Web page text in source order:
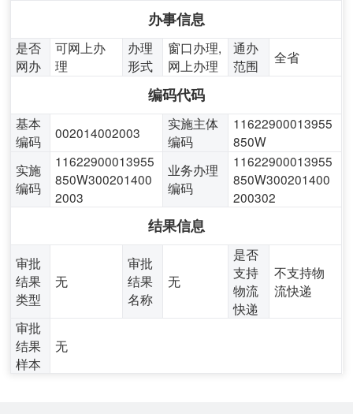
办事信息
是否
网办
可网上办
理
办理
形式
窗口办理,
网上办理
通办
范围
全省
编码代码
基本
编码
002014002003
实施主体
编码
11622900013955
850W
实施
编码
11622900013955
850W300201400
2003
业务办理
编码
11622900013955
850W300201400
200302
结果信息
审批
结果
类型
无
审批
结果
名称
无
是否
支持
物流
快递
不支持物
流快递
审批
结果
样本
无